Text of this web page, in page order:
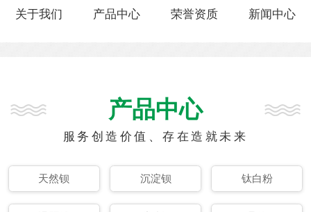
关于我们 产品中心 荣誉资质 新闻中心
产品中心
服务创造价值、存在造就未来
天然钡 沉淀钡 钛白粉